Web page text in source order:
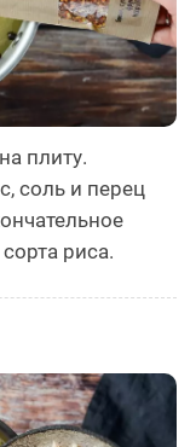
плиту.
соль и перец
риса.